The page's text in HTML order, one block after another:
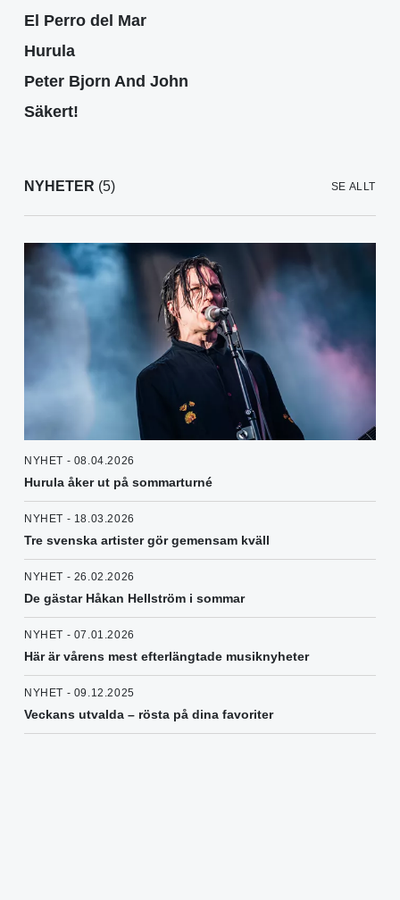
El Perro del Mar
Hurula
Peter Bjorn And John
Säkert!
NYHETER (5) SE ALLT
NYHET - 08.04.2026
Hurula åker ut på sommarturné
NYHET - 18.03.2026
Tre svenska artister gör gemensam kväll
NYHET - 26.02.2026
De gästar Håkan Hellström i sommar
NYHET - 07.01.2026
Här är vårens mest efterlängtade musiknyheter
NYHET - 09.12.2025
Veckans utvalda – rösta på dina favoriter